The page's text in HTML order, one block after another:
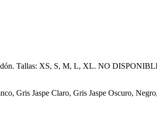
Tallas: XS, S, M, L, XL. NO
Gris Jaspe Claro, Gris Jaspe Oscuro,